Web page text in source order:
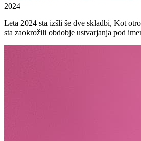
2024
Leta 2024 sta izšli še dve skladbi, Kot
sta zaokrožili obdobje ustvarjanja pod